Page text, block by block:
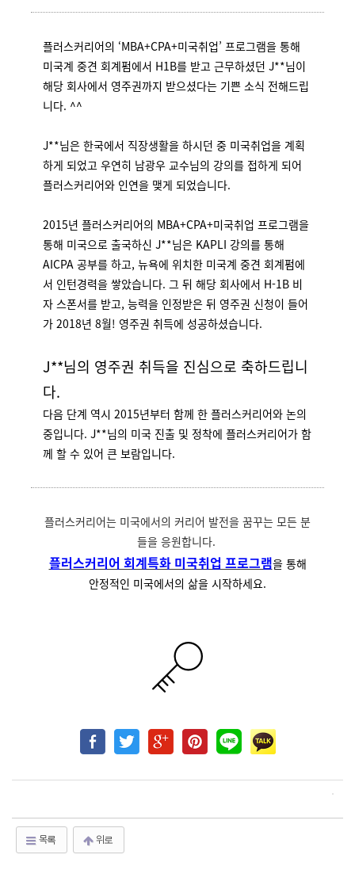
플러스커리어의 ‘MBA+CPA+미국취업’ 프로그램을 통해
미국계 중견 회계펌에서 H1B를 받고 근무하셨던 J**님이
해당 회사에서 영주권까지 받으셨다는 기쁜 소식 전해드립
니다. ^^
J**님은 한국에서 직장생활을 하시던 중 미국취업을 계획
하게 되었고 우연히 남광우 교수님의 강의를 접하게 되어
플러스커리어와 인연을 맺게 되었습니다.
2015년 플러스커리어의 MBA+CPA+미국취업 프로그램을
통해 미국으로 출국하신 J**님은 KAPLI 강의를 통해
AICPA 공부를 하고, 뉴욕에 위치한 미국계 중견 회계펌에
서 인턴경력을 쌓았습니다. 그 뒤 해당 회사에서 H-1B 비
자 스폰서를 받고, 능력을 인정받은 뒤 영주권 신청이 들어
가 2018년 8월! 영주권 취득에 성공하셨습니다.
J**님의 영주권 취득을 진심으로 축하드립니
다.
다음 단계 역시 2015년부터 함께 한 플러스커리어와 논의
중입니다. J**님의 미국 진출 및 정착에 플러스커리어가 함
께 할 수 있어 큰 보람입니다.
플러스커리어는 미국에서의 커리어 발전을 꿈꾸는 모든 분
들을 응원합니다.
플러스커리어 회계특화 미국취업 프로그램을 통해
안정적인 미국에서의 삶을 시작하세요.
목록 위로